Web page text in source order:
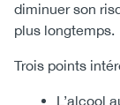
diminuer son
plus longtemps.
Trois points
L’alcool